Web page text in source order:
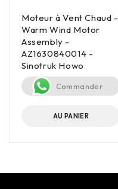
Moteur à Vent Chaud -
Warm Wind Motor
Assembly -
AZ1630840014 -
Sinotruk Howo
Commander
AU PANIER